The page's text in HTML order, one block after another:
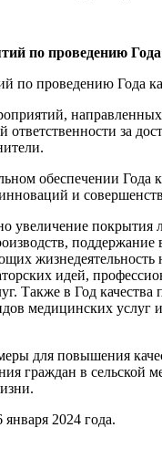
по проведению
по проведению Года
за
обеспечении
и
увеличение
идей,
Также в Год
медицинских услуг
для повышения
граждан в
2024 года.